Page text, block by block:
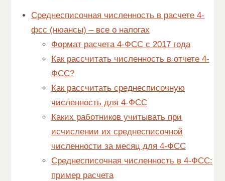
Среднесписочная численность в расчете 4-
фсс (нюансы) – все о налогах
Формат расчета 4-ФСС с 2017 года
Как рассчитать численность в отчете 4-
ФСС?
Как рассчитать среднесписочную
численность для 4-ФСС
Каких работников учитывать при
исчислении их среднесписочной
численности за месяц для 4-ФСС
Среднесписочная численность в 4-ФСС:
пример расчета